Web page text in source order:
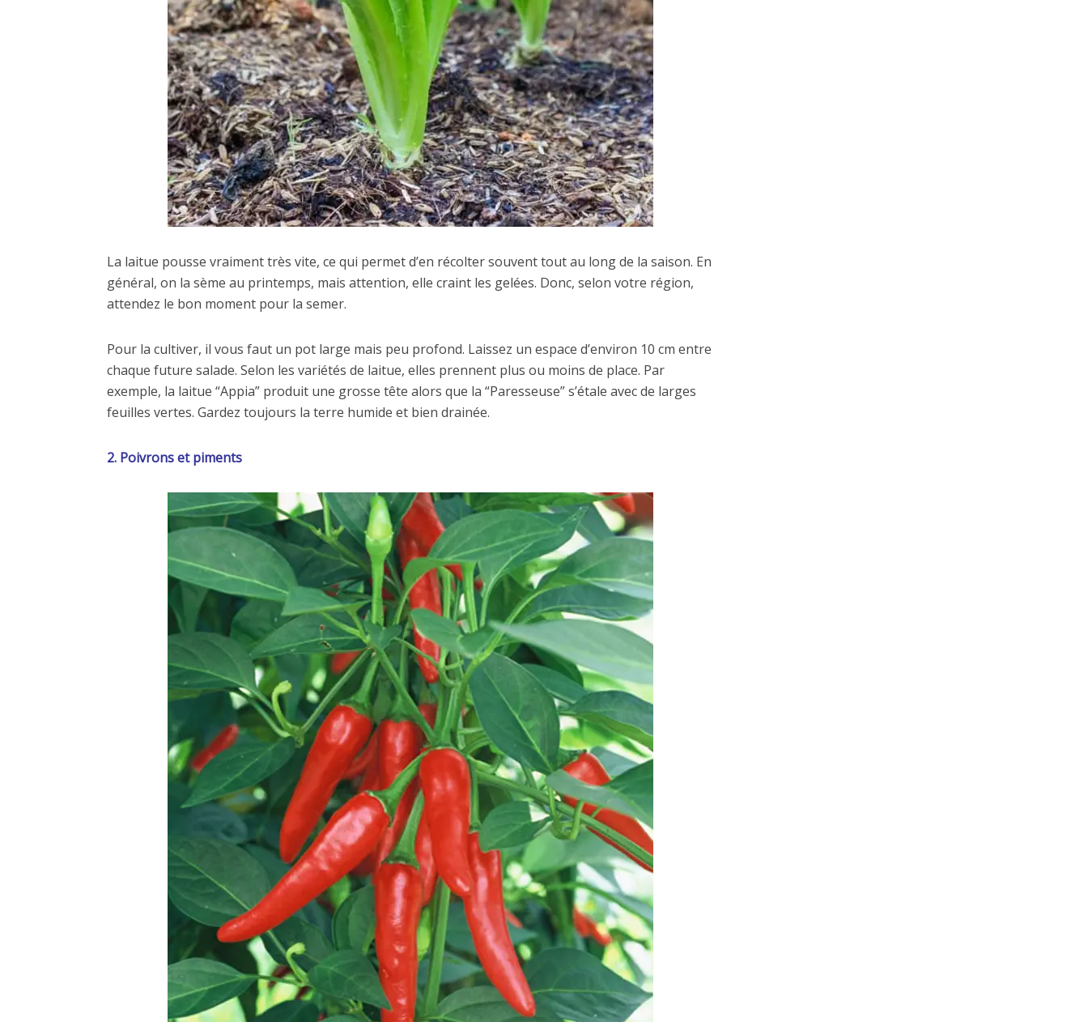
La laitue pousse vraiment très vite, ce qui permet d’en récolter souvent tout au long de la saison. En
général, on la sème au printemps, mais attention, elle craint les gelées. Donc, selon votre région,
attendez le bon moment pour la semer.
Pour la cultiver, il vous faut un pot large mais peu profond. Laissez un espace d’environ 10 cm entre
chaque future salade. Selon les variétés de laitue, elles prennent plus ou moins de place. Par
exemple, la laitue “Appia” produit une grosse tête alors que la “Paresseuse” s’étale avec de larges
feuilles vertes. Gardez toujours la terre humide et bien drainée.
2. Poivrons et piments